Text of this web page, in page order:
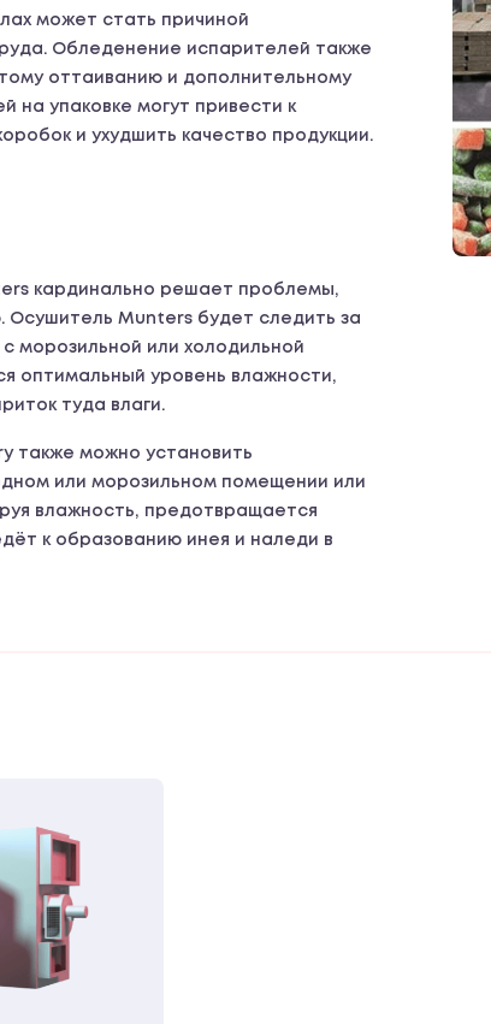
может стать причиной
Обледенение испарителей также
оттаиванию и дополнительному
на упаковке могут привести к
и ухудшить качество продукции.
кардинально решает проблемы,
Осушитель Munters будет следить за
морозильной или холодильной
оптимальный уровень влажности,
туда влаги.
также можно установить
или морозильном помещении или
влажность, предотвращается
к образованию инея и наледи в